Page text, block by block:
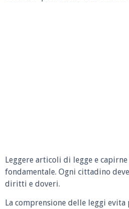
Leggere articoli di legge e
fondamentale. Ogni cittadino
diritti e doveri.
La comprensione delle leggi